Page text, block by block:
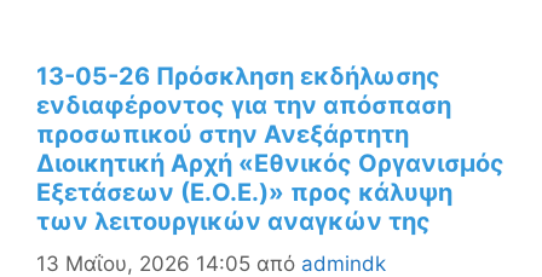
13-05-26 Πρόσκληση εκδήλωσης
ενδιαφέροντος για την απόσπαση
προσωπικού στην Ανεξάρτητη
Διοικητική Αρχή «Εθνικός Οργανισμός
Εξετάσεων (Ε.Ο.Ε.)» προς κάλυψη
των λειτουργικών αναγκών της
13 Μαΐου, 2026 14:05 από admindk